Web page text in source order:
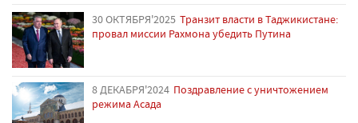
30 ОКТЯБРЯ'2025 Транзит власти в Таджикистане:
провал миссии Рахмона убедить Путина
8 ДЕКАБРЯ'2024 Поздравление с уничтожением
режима Асада